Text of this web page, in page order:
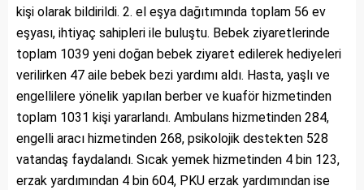
kişi olarak bildirildi. 2. el eşya dağıtımında toplam 56 ev
eşyası, ihtiyaç sahipleri ile buluştu. Bebek ziyaretlerinde
toplam 1039 yeni doğan bebek ziyaret edilerek hediyeleri
verilirken 47 aile bebek bezi yardımı aldı. Hasta, yaşlı ve
engellilere yönelik yapılan berber ve kuaför hizmetinden
toplam 1031 kişi yararlandı. Ambulans hizmetinden 284,
engelli aracı hizmetinden 268, psikolojik destekten 528
vatandaş faydalandı. Sıcak yemek hizmetinden 4 bin 123,
erzak yardımından 4 bin 604, PKU erzak yardımından ise